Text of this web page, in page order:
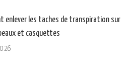
enlever les taches de transpiration sur
et casquettes